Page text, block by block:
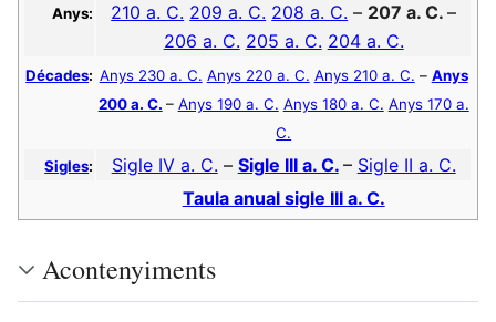
Anys: 210 a. C. 209 a. C. 208 a. C. – 207 a. C. –
206 a. C. 205 a. C. 204 a. C.
Décades: Anys 230 a. C. Anys 220 a. C. Anys 210 a. C. – Anys
200 a. C. – Anys 190 a. C. Anys 180 a. C. Anys 170 a.
C.
Sigles: Sigle IV a. C. – Sigle III a. C. – Sigle II a. C.
Taula anual sigle III a. C.
Acontenyiments